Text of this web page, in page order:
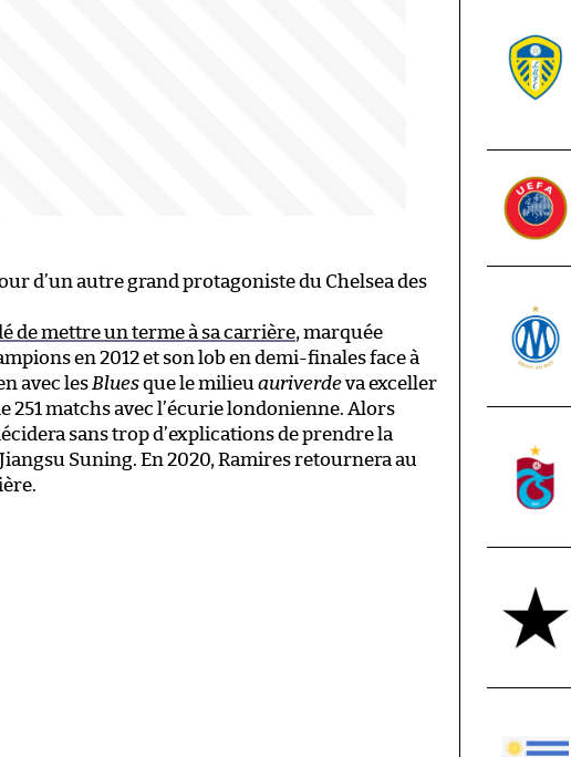
d’un autre grand protagoniste du Chelsea des
de mettre un terme à sa carrière, marquée
en 2012 et son lob en demi-finales face à
avec les Bluesque le milieu auriverdeva exceller
251 matchs avec l’écurie londonienne. Alors
sans trop d’explications de prendre la
Suning. En 2020, Ramires retournera au